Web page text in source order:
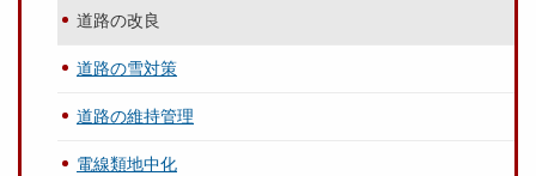
道路の改良
道路の雪対策
道路の維持管理
電線類地中化